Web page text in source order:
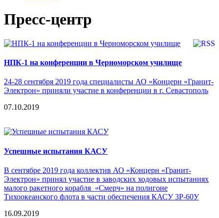
Пресс-центр
НПК-1 на конференции в Черноморском училище
24-28 сентября 2019 года специалисты АО «Концерн «Гранит-
Электрон» приняли участие в конференции в г. Севастополь
07.10.2019
Успешные испытания КАСУ
В сентябре 2019 года коллектив АО «Концерн «Гранит-
Электрон» принял участие в заводских ходовых испытаниях
малого ракетного корабля «Смерч» на полигоне
Тихоокеанского флота в части обеспечения КАСУ 3Р-60У
16.09.2019